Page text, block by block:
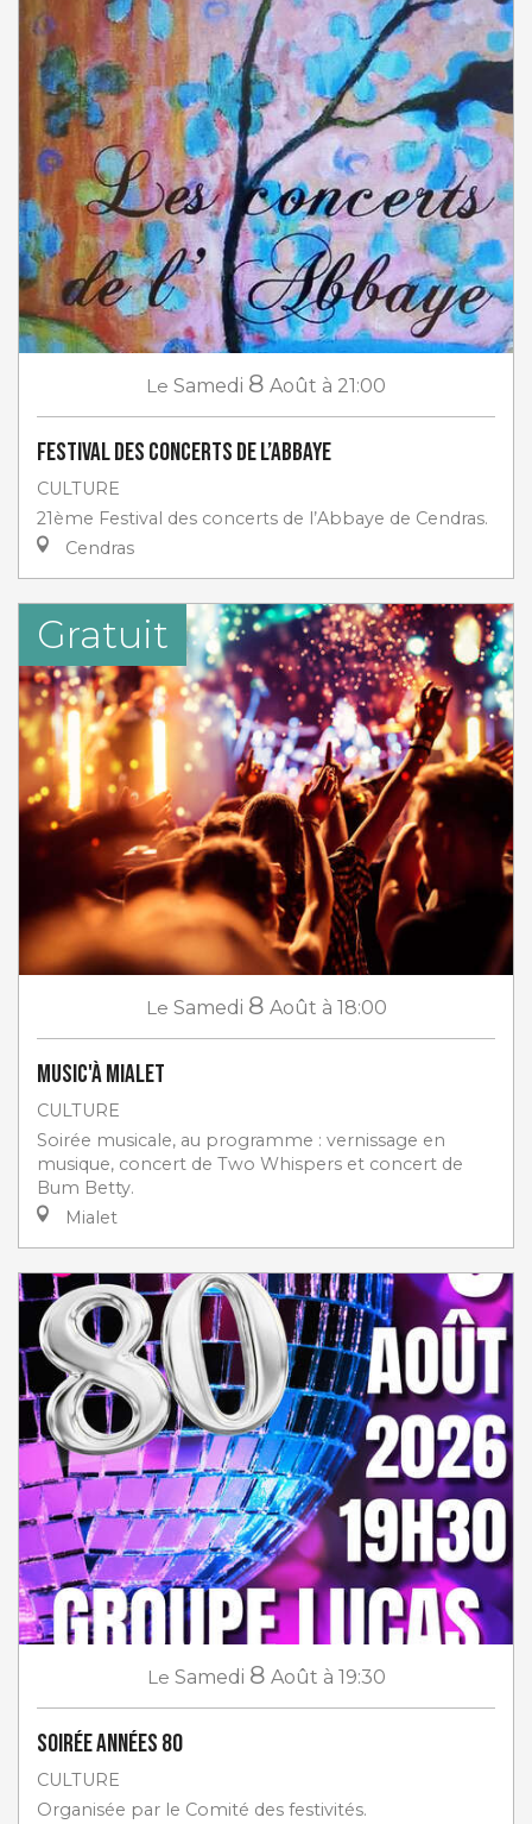
Le Samedi 8 Août à 21:00
Festival des Concerts de l’Abbaye
CULTURE
21ème Festival des concerts de l’Abbaye de Cendras.
Cendras
Gratuit
Le Samedi 8 Août à 18:00
Music'à Mialet
CULTURE
Soirée musicale, au programme : vernissage en
musique, concert de Two Whispers et concert de
Bum Betty.
Mialet
Le Samedi 8 Août à 19:30
Soirée Années 80
CULTURE
Organisée par le Comité des festivités.